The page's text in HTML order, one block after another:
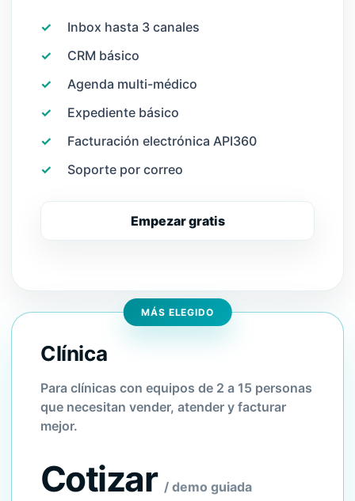
✓
Inbox hasta 3 canales
✓
CRM básico
✓
Agenda multi-médico
✓
Expediente básico
✓
Facturación electrónica API360
✓
Soporte por correo
Empezar gratis
MÁS ELEGIDO
Clínica
Para clínicas con equipos de 2 a 15 personas
que necesitan vender, atender y facturar
mejor.
Cotizar / demo guiada